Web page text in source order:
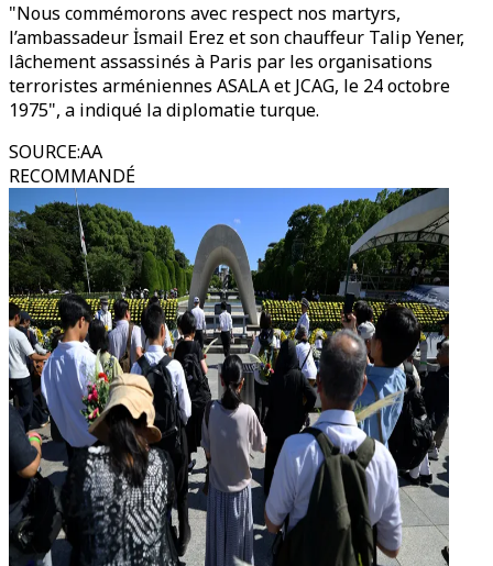
"Nous commémorons avec respect nos martyrs,
l’ambassadeur İsmail Erez et son chauffeur Talip Yener,
lâchement assassinés à Paris par les organisations
terroristes arméniennes ASALA et JCAG, le 24 octobre
1975", a indiqué la diplomatie turque.
SOURCE:AA
RECOMMANDÉ